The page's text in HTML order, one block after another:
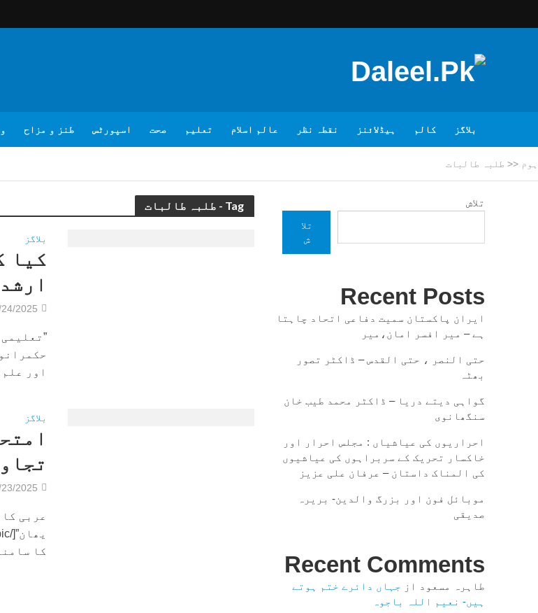
بلاگز کالم ہیڈلائنز نقطہ نظر عالم اسلام تعلیم صحت اسپورٹس طنز و مزاح
ہوم << طلبہ طالبات
Tag - طلبہ طالبات
بلاگز
کیا
2025
اور
بلاگز
2025
کا
تلاش
تلا
ش
Recent Posts
ایران پاکستان سمیت دفاعی اتحاد چاہتا
ہے – میر افسر امان،میر
حتی النصر ، حتی القدس – ڈاکٹر تصور
بھٹہ
گواہی دیتے دریا – ڈاکٹر محمد طیب خان
سنگھانوی
احراریوں کی عیاشیاں : مجلس احرار اور
خاکسار تحریک کے سربراہوں کی عیاشیوں
کی المناک داستان – عرفان علی عزیز
موبائل فون اور بزرگ والدین- بریرہ
صدیقی
Recent Comments
طاہرہ مسعود از جہاں دائرے ختم ہوتے
ہیں- نعیم اللہ باجوہ